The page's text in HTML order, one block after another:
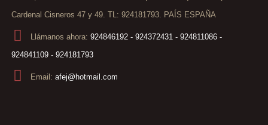
Cardenal Cisneros 47 y 49. TL: 924181793. PAÍS ESPAÑA
Llámanos ahora: 924846192 - 924372431 - 924811086 -
924841109 - 924181793
Email: afej@hotmail.com